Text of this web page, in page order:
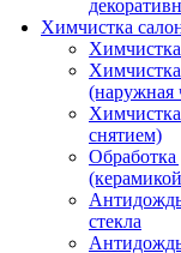
Химчистка
(наружная
снятием)
Обработка
стекла